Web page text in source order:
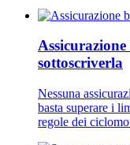
sottoscriverla
Nessuna
basta superare i
regole dei